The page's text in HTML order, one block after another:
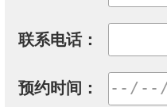
联系电话：
预约时间：